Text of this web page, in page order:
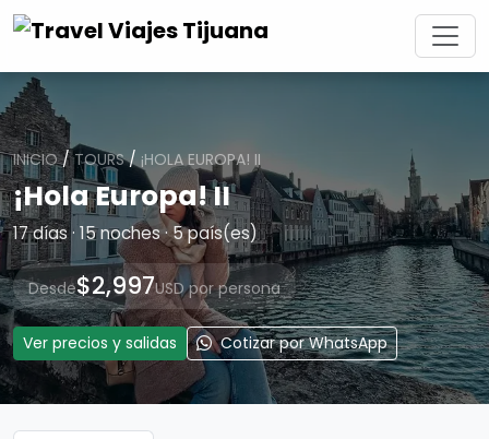
INICIO/TOURS/ ¡HOLA EUROPA! II
¡Hola Europa! II
17 días · 15 noches · 5 país(es)
Desde$2,997USD por persona
Ver precios y salidas Cotizar por WhatsApp